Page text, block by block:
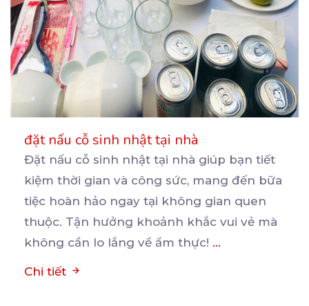
đặt nấu cỗ sinh nhật tại nhà
Đặt nấu cỗ sinh nhật tại nhà giúp bạn tiết
kiệm thời gian và công sức, mang đến bữa
tiệc hoàn hảo ngay tại không gian quen
thuộc. Tận hưởng khoảnh khắc vui vẻ mà
không cần lo lắng về ẩm thực! ...
Chi tiết